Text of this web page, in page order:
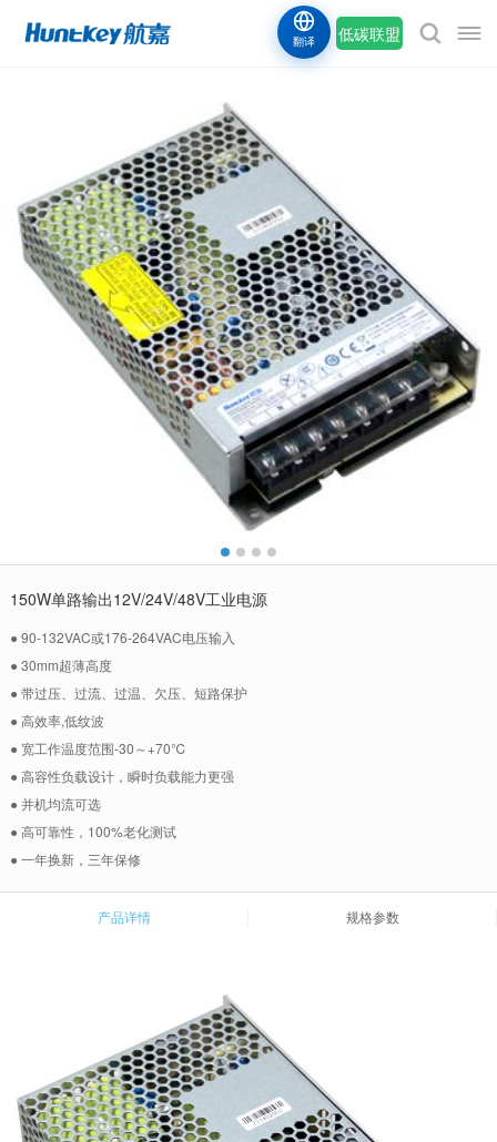
低碳联盟
翻译
150W单路输出12V/24V/48V工业电源
● 90-132VAC或176-264VAC电压输入
● 30mm超薄高度
● 带过压、过流、过温、欠压、短路保护
● 高效率,低纹波
● 宽工作温度范围-30～+70℃
● 高容性负载设计，瞬时负载能力更强
● 并机均流可选
● 高可靠性，100%老化测试
● 一年换新，三年保修
产品详情 规格参数